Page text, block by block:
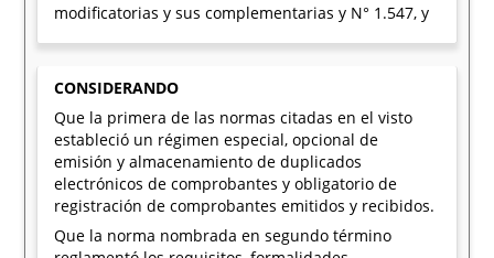
modificatorias y sus complementarias y N° 1.547, y
CONSIDERANDO
Que la primera de las normas citadas en el visto
estableció un régimen especial, opcional de
emisión y almacenamiento de duplicados
electrónicos de comprobantes y obligatorio de
registración de comprobantes emitidos y recibidos.
Que la norma nombrada en segundo término